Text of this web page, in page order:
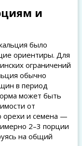
и
было
ориентиры. Для
ограничений
обычно
в период
может быть
от
орехи и семена —
2–3 порции
на общий